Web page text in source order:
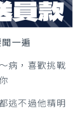
一遍
病，喜歡挑戰
逃不過他精明